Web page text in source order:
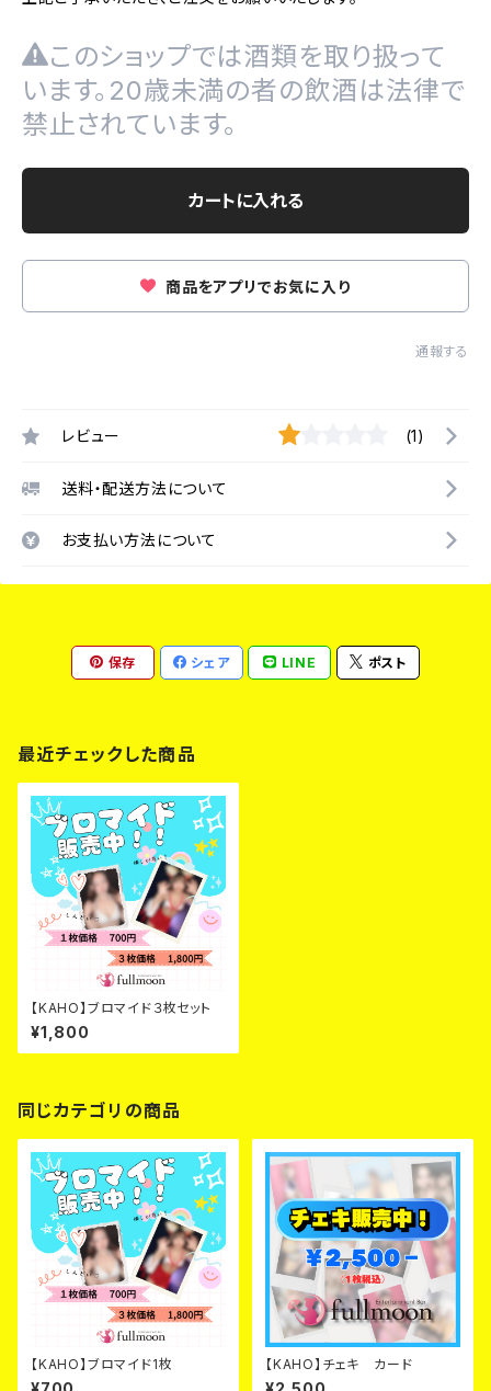
このショップでは酒類を取り扱って
います。20歳未満の者の飲酒は法律で
禁止されています。
カートに入れる
商品をアプリでお気に入り
通報する
レビュー (1)
送料・配送方法について
お支払い方法について
保存 シェア LINE ポスト
最近チェックした商品
【KAHO】ブロマイド３枚セット
¥1,800
同じカテゴリの商品
【KAHO】ブロマイド1枚 【KAHO】チェキ カード